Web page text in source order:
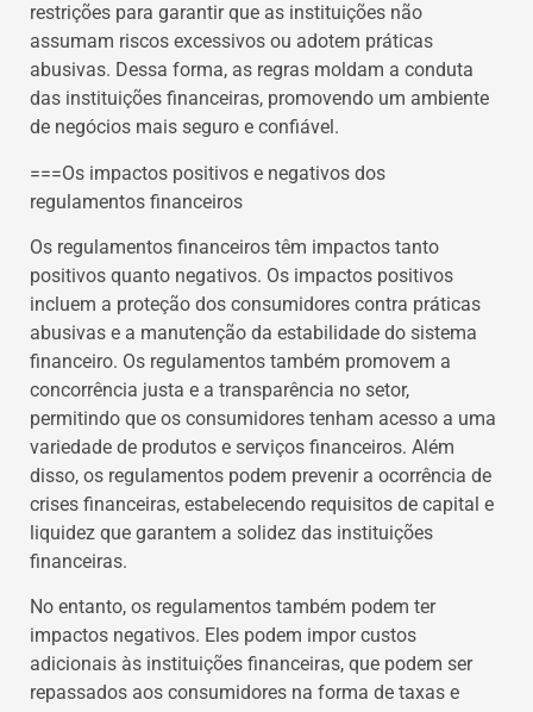
restrições para garantir que as instituições não
assumam riscos excessivos ou adotem práticas
abusivas. Dessa forma, as regras moldam a conduta
das instituições financeiras, promovendo um ambiente
de negócios mais seguro e confiável.
===Os impactos positivos e negativos dos
regulamentos financeiros
Os regulamentos financeiros têm impactos tanto
positivos quanto negativos. Os impactos positivos
incluem a proteção dos consumidores contra práticas
abusivas e a manutenção da estabilidade do sistema
financeiro. Os regulamentos também promovem a
concorrência justa e a transparência no setor,
permitindo que os consumidores tenham acesso a uma
variedade de produtos e serviços financeiros. Além
disso, os regulamentos podem prevenir a ocorrência de
crises financeiras, estabelecendo requisitos de capital e
liquidez que garantem a solidez das instituições
financeiras.
No entanto, os regulamentos também podem ter
impactos negativos. Eles podem impor custos
adicionais às instituições financeiras, que podem ser
repassados aos consumidores na forma de taxas e